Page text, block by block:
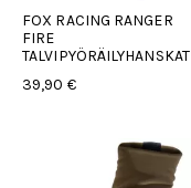
FOX RACING RANGER
FIRE
TALVIPYÖRÄILYHANSKAT
39,90 €